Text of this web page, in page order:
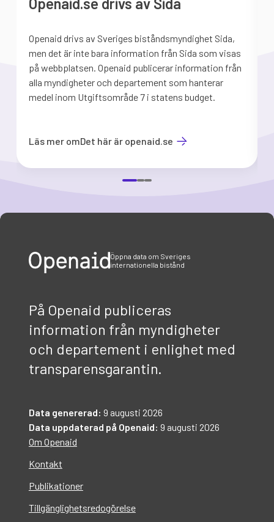
Openaid drivs av Sveriges biståndsmyndighet Sida,
men det är inte bara information från Sida som visas
på webbplatsen. Openaid publicerar information från
alla myndigheter och departement som hanterar
medel inom Utgiftsområde 7 i statens budget.
Läs mer omDet här är openaid.se
Öppna data om Sveriges
internationella bistånd
På Openaid publiceras
information från myndigheter
och departement i enlighet med
transparensgarantin.
Data genererad: 9 augusti 2026
Data uppdaterad på Openaid: 9 augusti 2026
Om Openaid
Kontakt
Publikationer
Tillgänglighetsredogörelse